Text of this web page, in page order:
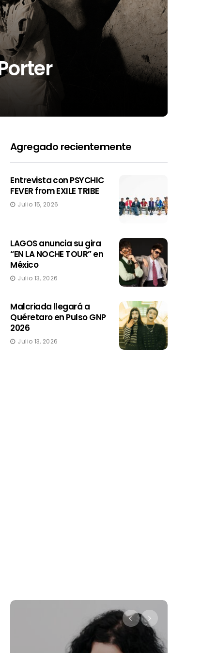
Agregado recientemente
Entrevista con PSYCHIC
FEVER from EXILE TRIBE
Julio 15, 2026
LAGOS anuncia su gira
“EN LA NOCHE TOUR” en
México
Julio 13, 2026
Malcriada llegará a
Quéretaro en Pulso GNP
2026
Julio 13, 2026